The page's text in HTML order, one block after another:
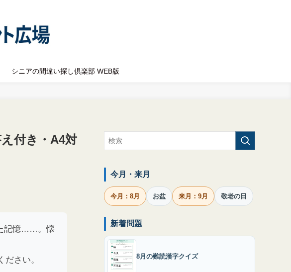
シニアの間違い探し倶楽部 WEB版
付き・A4対
記憶……。懐
さい。
今月・来月
今月：8月 お盆 来月：9月 敬老の日
新着問題
8月の難読漢字クイズ